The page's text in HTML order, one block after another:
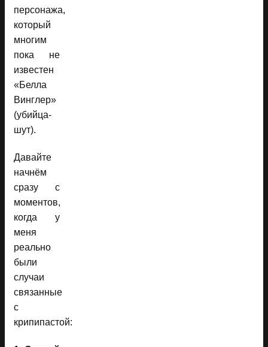
персонажа,
который
многим
пока не
известен
«Белла
Винглер»
(убийца-
шут).
Давайте
начнём
сразу с
моментов,
когда у
меня
реально
были
случаи
связанные
с
крипипастой: